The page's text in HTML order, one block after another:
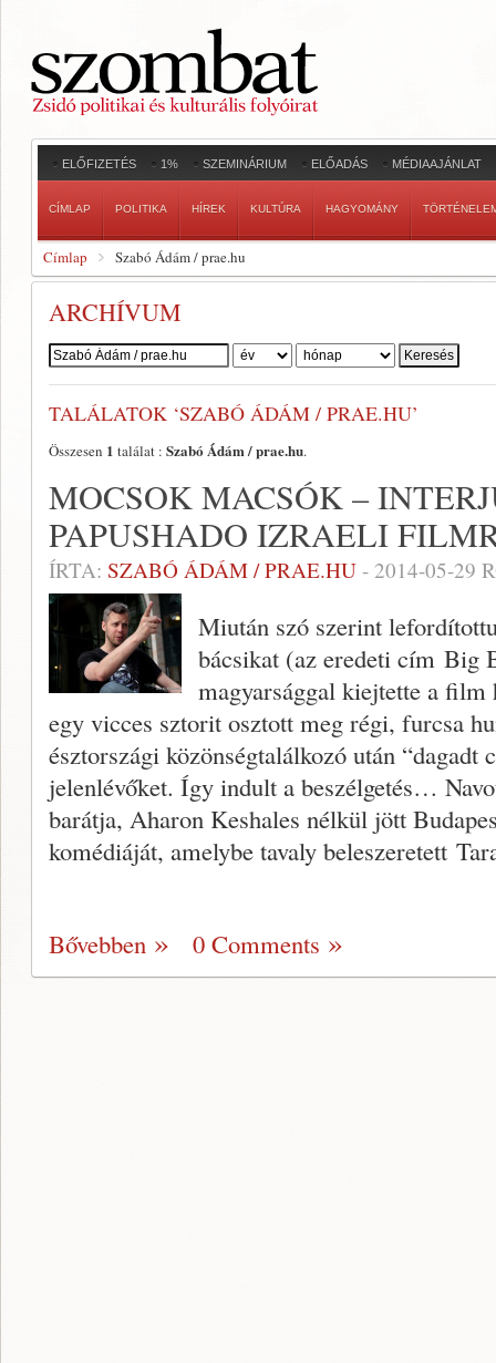
ELŐFIZETÉS 1% SZEMINÁRIUM ELŐADÁS MÉDIAAJÁNLAT
CÍMLAP POLITIKA HÍREK KULTÚRA HAGYOMÁNY
Címlap Szabó Ádám / prae.hu
ARCHÍVUM
Szerző:
TALÁLATOK ‘SZABÓ ÁDÁM / PRAE.HU’
Összesen 1 találat : Szabó Ádám / prae.hu.
MOCSOK MACSÓK –
PAPUSHADO IZRAELI
ÍRTA: SZABÓ ÁDÁM / PRAE.HU - 2014-05-29
Miután szó szerint
bácsikat (az eredeti cím Big
magyarsággal kiejtette a
egy vicces sztorit osztott meg régi, furcsa
észtországi közönségtalálkozó után “dagadt
jelenlévőket. Így indult a beszélgetés…
barátja, Aharon Keshales nélkül jött
komédiáját, amelybe tavaly beleszeretett
Bővebben 0 Comments